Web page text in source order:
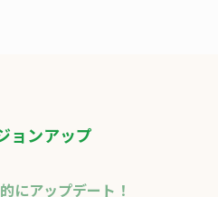
ョンアップ
にアップデート！